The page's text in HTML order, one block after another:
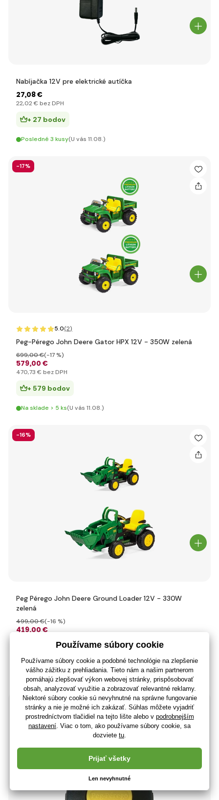
Nabíjačka 12V pre elektrické autíčka
27,08 €
22,02 € bez DPH
+ 27 bodov
Posledné 3 kusy(U vás 11.08.)
-17%
5.0(2)
Peg-Pérego John Deere Gator HPX 12V - 350W zelená
579,00 €
699,00 €(-17 %)
470,73 € bez DPH
+ 579 bodov
Na sklade > 5 ks(U vás 11.08.)
-16%
Peg Pérego John Deere Ground Loader 12V - 330W
zelená
419,00 €
499,00 €(-16 %)
Na sklade > 5 ks (U vás 11.08.)
-41%